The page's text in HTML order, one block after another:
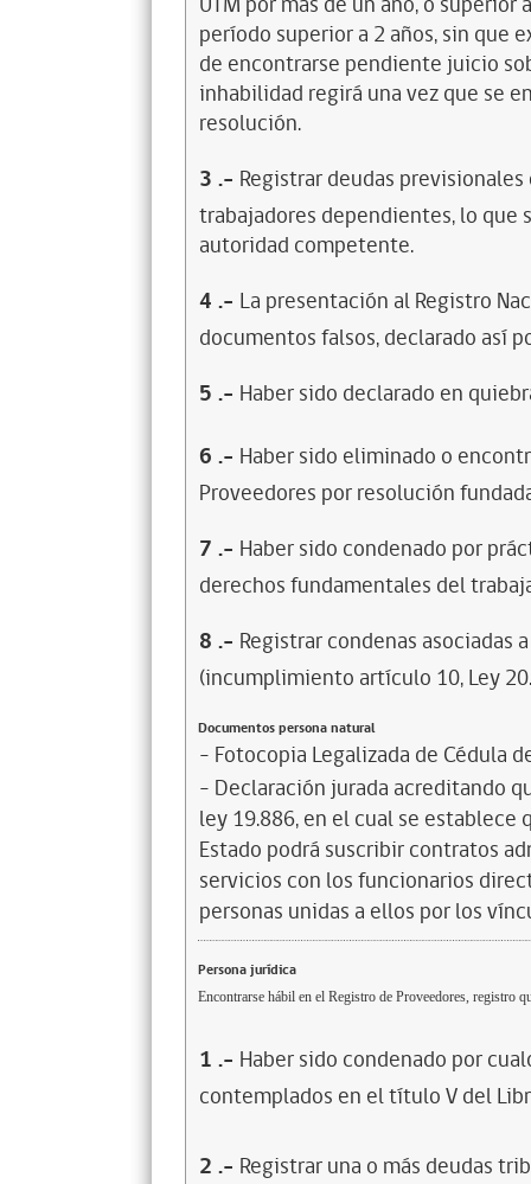
período superior a 2 años, sin que
de encontrarse pendiente juicio
inhabilidad regirá una vez que se
resolución.
3 .- Registrar deudas
trabajadores dependientes, lo
autoridad competente.
4 .- La presentación al Registro
documentos falsos, declarado así
5 .- Haber sido declarado en
6 .- Haber sido eliminado o
Proveedores por resolución
7 .- Haber sido condenado por
derechos fundamentales del
8 .- Registrar condenas asociadas
(incumplimiento artículo 10, Ley
Documentos persona natural
- Fotocopia Legalizada de Cédula
- Declaración jurada acreditando
ley 19.886, en el cual se
Estado podrá suscribir contratos
servicios con los funcionarios
personas unidas a ellos por los
Persona jurídica
Encontrarse hábil en el Registro de Proveedores, registro
1 .- Haber sido condenado por
contemplados en el título V del
2 .- Registrar una o más deudas